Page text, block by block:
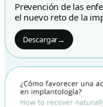
Prevención de las
el nuevo reto de la
Descargar→